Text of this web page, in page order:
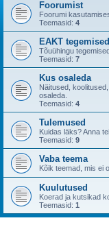
Foorumist
Foorumi
Teemasid: 4
EAKT tegemised
Tõuühingu
Teemasid: 7
Kus osaleda
Näitused,
osaleda.
Teemasid: 4
Tulemused
Kuidas läks? Anna
Teemasid: 9
Vaba teema
Kõik teemad, mis ei
Kuulutused
Koerad ja kutsikad
Teemasid: 1